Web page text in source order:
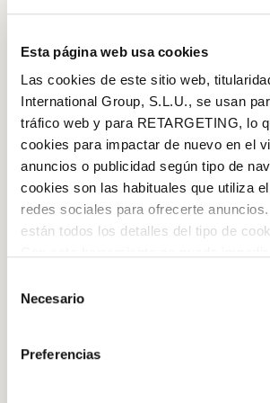
Esta página web usa cookies
Las cookies de este sitio web,
International Group, S.L.U., se usan
tráfico web y para RETARGETING, lo
cookies para impactar de nuevo en el
anuncios o publicidad según tipo de
cookies son las habituales que utiliza
redes sociales para ofrecerte
están todos los detalles del tipo de
la web aparece cómo evitar las
Si se desea ver otra vez esta
privado y aparecerá de nuevo. Le
no habiendo aceptado las cookies de
Necesario
Preferencias
STEP BY STEP